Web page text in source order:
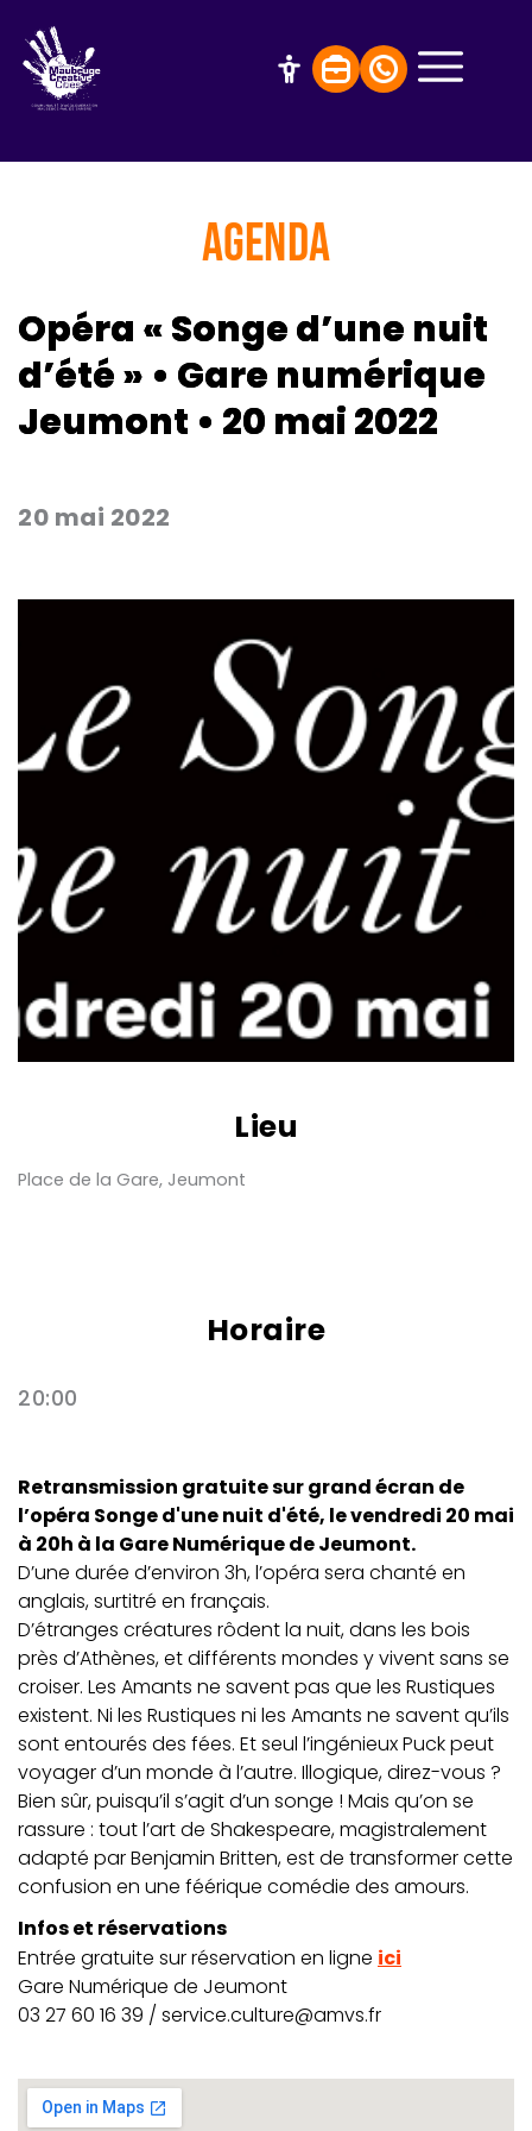
AGENDA
Opéra « Songe d’une nuit
d’été » • Gare numérique
Jeumont • 20 mai 2022
20 mai 2022
Lieu
Place de la Gare, Jeumont
Horaire
20:00
Retransmission gratuite sur grand écran de
l’opéra Songe d'une nuit d'été, le vendredi 20 mai
à 20h à la Gare Numérique de Jeumont.
D’une durée d’environ 3h, l’opéra sera chanté en
anglais, surtitré en français.
D’étranges créatures rôdent la nuit, dans les bois
près d’Athènes, et différents mondes y vivent sans se
croiser. Les Amants ne savent pas que les Rustiques
existent. Ni les Rustiques ni les Amants ne savent qu’ils
sont entourés des fées. Et seul l’ingénieux Puck peut
voyager d’un monde à l’autre. Illogique, direz-vous ?
Bien sûr, puisqu’il s’agit d’un songe ! Mais qu’on se
rassure : tout l’art de Shakespeare, magistralement
adapté par Benjamin Britten, est de transformer cette
confusion en une féérique comédie des amours.
Infos et réservations
Entrée gratuite sur réservation en ligne ici
Gare Numérique de Jeumont
03 27 60 16 39 / service.culture@amvs.fr